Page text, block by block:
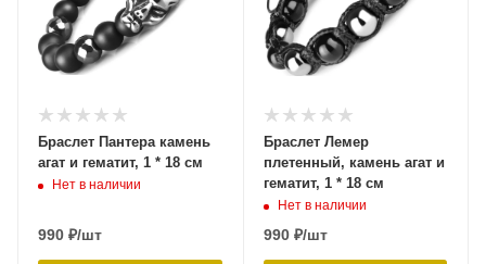
Браслет Пантера камень
агат и гематит, 1 * 18 см
Нет в наличии
990 ₽/шт
Браслет Лемер
плетенный, камень агат и
гематит, 1 * 18 см
Нет в наличии
990₽/шт